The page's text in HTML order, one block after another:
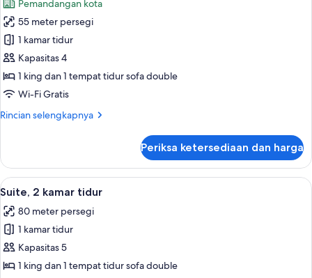
foto
untuk
Suite,
pemandangan
kota
Pemandangan kota
55 meter persegi
1 kamar tidur
Kapasitas 4
1 king dan 1 tempat tidur sofa double
Wi-Fi Gratis
Rincian selengkapnya
Rincian
Suite,
pemandangan
kota
Periksa ketersediaan dan harga
Lihat
semua
foto
untuk
Suite,
2
Seprai premium, tempat tidur Select
12
Suite, 2 kamar tidur
80 meter persegi
1 kamar tidur
Kapasitas 5
1 king dan 1 tempat tidur sofa double